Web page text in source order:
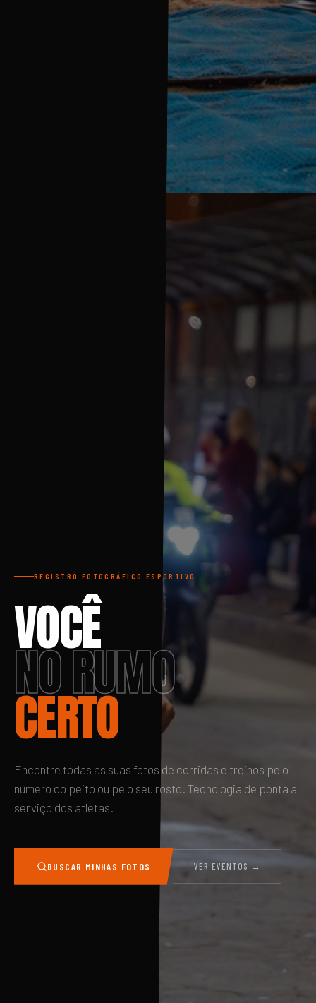
REGISTRO FOTOGRÁFICO ESPORTIVO
VOCÊ
NO RUMO
CERTO
Encontre todas as suas fotos de corridas e treinos pelo
número do peito ou pelo seu rosto. Tecnologia de ponta a
serviço dos atletas.
BUSCAR MINHAS FOTOS VER EVENTOS →